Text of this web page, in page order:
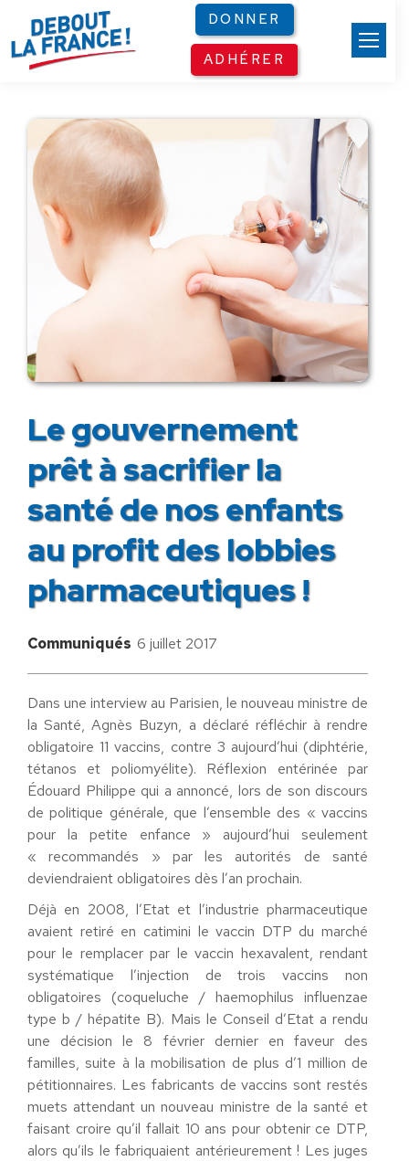
DONNER
ADHÉRER
Le gouvernement
prêt à sacrifier la
santé de nos enfants
au profit des lobbies
pharmaceutiques !
Communiqués 6 juillet 2017
Dans une interview au Parisien, le nouveau ministre de
la Santé, Agnès Buzyn, a déclaré réfléchir à rendre
obligatoire 11 vaccins, contre 3 aujourd’hui (diphtérie,
tétanos et poliomyélite). Réflexion entérinée par
Édouard Philippe qui a annoncé, lors de son discours
de politique générale, que l’ensemble des « vaccins
pour la petite enfance » aujourd’hui seulement
« recommandés » par les autorités de santé
deviendraient obligatoires dès l’an prochain.
Déjà en 2008, l’Etat et l’industrie pharmaceutique
avaient retiré en catimini le vaccin DTP du marché
pour le remplacer par le vaccin hexavalent, rendant
systématique l’injection de trois vaccins non
obligatoires (coqueluche / haemophilus influenzae
type b / hépatite B). Mais le Conseil d’Etat a rendu
une décision le 8 février dernier en faveur des
familles, suite à la mobilisation de plus d’1 million de
pétitionnaires. Les fabricants de vaccins sont restés
muets attendant un nouveau ministre de la santé et
faisant croire qu’il fallait 10 ans pour obtenir ce DTP,
alors qu’ils le fabriquaient antérieurement ! Les juges
Panneau de gestion des cookies